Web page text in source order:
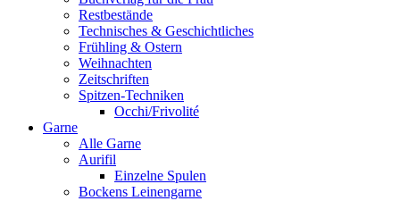
Restbestände
Technisches & Geschichtliches
Frühling & Ostern
Weihnachten
Zeitschriften
Spitzen-Techniken
Occhi/Frivolité
Garne
Alle Garne
Aurifil
Einzelne Spulen
Bockens Leinengarne